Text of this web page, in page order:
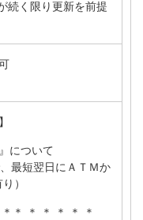
続く限り更新を前提
について
最短翌日にＡＴＭか
）
＊ ＊ ＊ ＊ ＊ ＊